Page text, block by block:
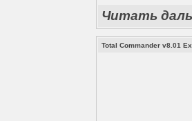
Читать
Total Commander v8.01